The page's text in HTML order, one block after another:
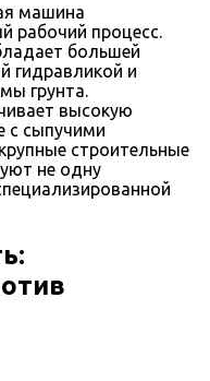
машина
рабочий процесс.
большей
гидравликой и
грунта.
высокую
с сыпучими
строительные
не одну